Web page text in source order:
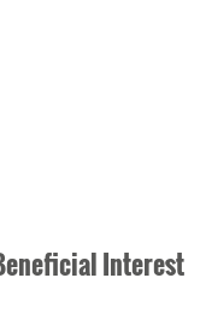
Interest